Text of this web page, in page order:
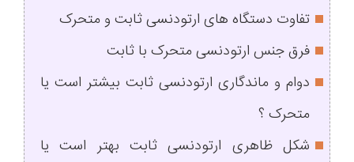
تفاوت دستگاه های ارتودنسی ثابت و متحرک
فرق جنس ارتودنسی متحرک با ثابت
دوام و ماندگاری ارتودنسی ثابت بیشتر است یا
متحرک ؟
شکل ظاهری ارتودنسی ثابت بهتر است یا